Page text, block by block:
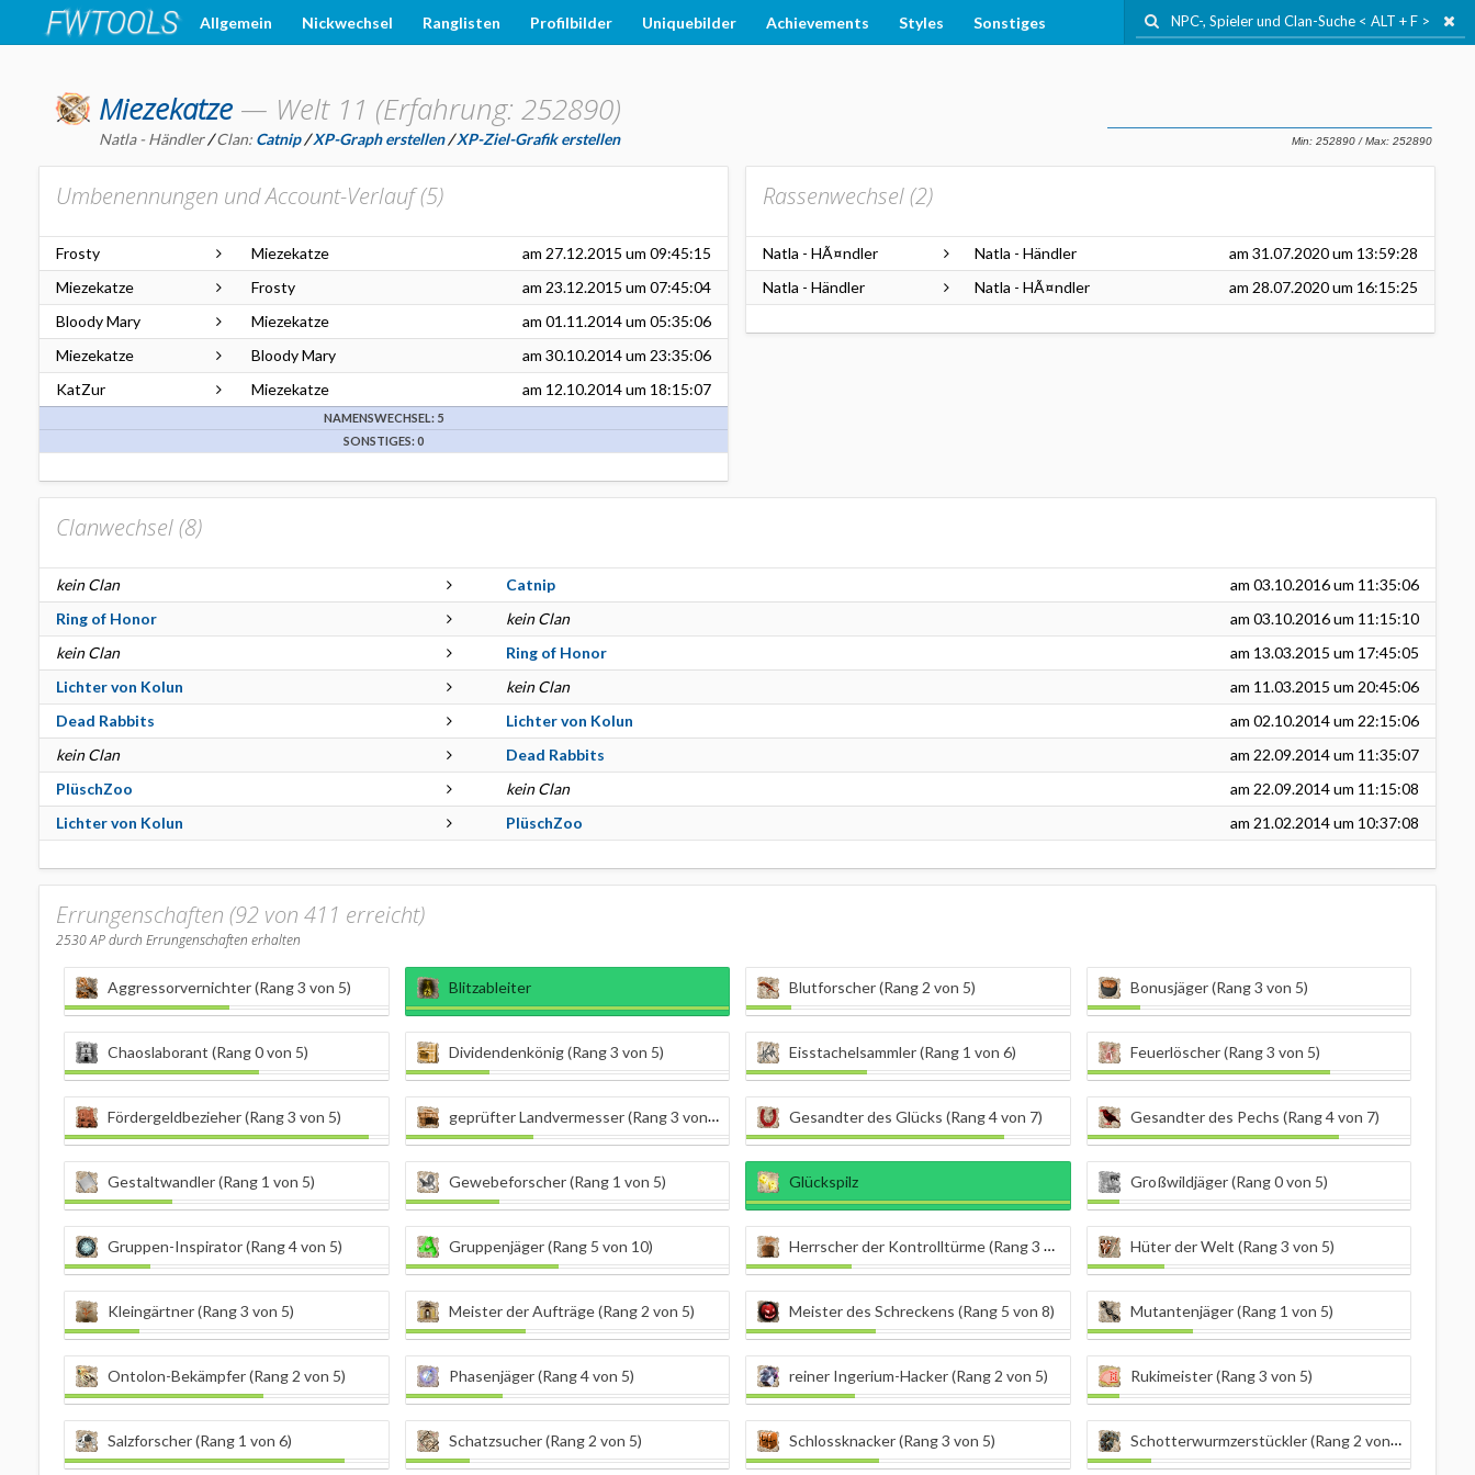
Allgemein Nickwechsel Ranglisten Profilbilder Uniquebilder Achievements Styles Sonstiges
Miezekatze — Welt 11 (Erfahrung: 252890)
Natla - Händler/Clan: Catnip /XP-Graph erstellen/XP-Ziel-Grafik erstellen
Umbenennungen und Account-Verlauf (5)
Frosty Miezekatze am 27.12.2015 um 09:45:15
Miezekatze
Frosty am 23.12.2015 um 07:45:04
Bloody Mary
Miezekatze am 01.11.2014um 05:35:06
Miezekatze
Bloody Mary am 30.10.2014um 23:35:06
KatZur
Miezekatze am 12.10.2014um 18:15:07
NAMENSWECHSEL: 5
SONSTIGES: 0
Rassenwechsel (2)
Natla - HÃ¤ndler Natla - Händler am 31.07.2020um 13:59:28
Natla - Händler
Natla - HÃ¤ndler am 28.07.2020um 16:15:25
Clanwechsel (8)
kein Clan Catnip am 03.10.2016um 11:35:06
Ring of Honor
kein Clan am 03.10.2016um 11:15:10
kein Clan
Ring of Honor am 13.03.2015 um 17:45:05
Lichter von Kolun
kein Clan am 11.03.2015 um 20:45:06
Dead Rabbits
Lichter von Kolun am 02.10.2014um 22:15:06
kein Clan
Dead Rabbits am 22.09.2014um 11:35:07
PlüschZoo
kein Clan am 22.09.2014um 11:15:08
Lichter von Kolun
PlüschZoo am 21.02.2014um 10:37:08
Errungenschaften (92 von 411 erreicht)
2530AP durch Errungenschaften erhalten
Aggressorvernichter (Rang 3 von 5) Blitzableiter Blutforscher (Rang 2 von 5) Bonusjäger (Rang 3 von 5)
Chaoslaborant (Rang 0 von 5) Dividendenkönig (Rang 3 von 5) Eisstachelsammler (Rang 1 von 6) Feuerlöscher (Rang 3 von 5)
Fördergeldbezieher (Rang 3 von 5) geprüfter Landvermesser (Rang 3 von 5) Gesandter des Glücks (Rang 4 von 7) Gesandter des Pechs (Rang 4 von 7)
Gestaltwandler (Rang 1 von 5) Gewebeforscher (Rang 1 von 5) Glückspilz Großwildjäger (Rang 0 von 5)
Gruppen-Inspirator (Rang 4 von 5) Gruppenjäger (Rang 5 von 10) Herrscher der Kontrolltürme (Rang 3 von 5) Hüter der Welt (Rang 3 von 5)
Kleingärtner (Rang 3 von 5) Meister der Aufträge (Rang 2 von 5) Meister des Schreckens (Rang 5 von 8) Mutantenjäger (Rang 1 von 5)
Ontolon-Bekämpfer (Rang 2 von 5) Phasenjäger (Rang 4 von 5) reiner Ingerium-Hacker (Rang 2 von 5) Rukimeister (Rang 3 von 5)
Salzforscher (Rang 1 von 6) Schatzsucher (Rang 2 von 5) Schlossknacker (Rang 3 von 5) Schotterwurmzerstückler (Rang 2 von 7)